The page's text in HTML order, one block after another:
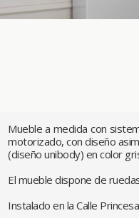
Mueble a medida con
motorizado, con diseño
(diseño unibody) en color
El mueble dispone de
Instalado en la Calle